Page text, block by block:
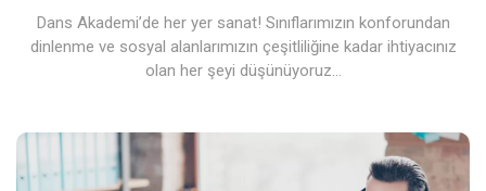
Dans Akademi’de her yer sanat! Sınıflarımızın konforundan
dinlenme ve sosyal alanlarımızın çeşitliliğine kadar ihtiyacınız
olan her şeyi düşünüyoruz…